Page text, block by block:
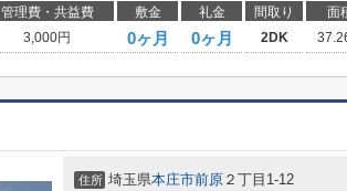
管理費・共益費 敷金 礼金 間取り 面
3,000円 0ヶ月 0ヶ月 2DK
住所 埼玉県本庄市前原 ２丁目1-12